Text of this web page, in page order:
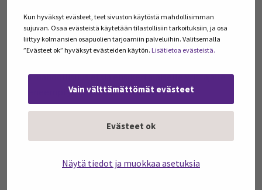
Kun hyväksyt evästeet, teet sivuston käytöstä mahdollisimman
sujuvan. Osaa evästeistä käytetään tilastollisiin tarkoituksiin, ja osa
liittyy kolmansien osapuolien tarjoamiin palveluihin. Valitsemalla
”Evästeet ok” hyväksyt evästeiden käytön. Lisätietoa evästeistä.
Vain välttämättömät evästeet
Evästeet ok
Näytä tiedot ja muokkaa asetuksia
luopumistilanteista. Tätä osaamispääomaa emme saa
hukata ja se pitää saada entistä tehokkaammin mm.
aloittavien ja kasvavien yritysten käyttöön. Esimerkiksi
hyvä mahdollisuus etsiä ensikertalaiselle yrittäjälle
kokeneempi yrittäjä vierellä kulkijaksi
omistajanvaihdosprosessissa. Tämä myös hyödyntäisi
ikääntyvien yrittäjien lisääntynyttä halua asiantuntija-
avun tarjoamiseen.
Elina Varamäki